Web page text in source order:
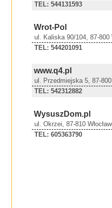
TEL: 544131593
Wrot-Pol
ul. Kaliska 90/104, 87-800
TEL: 544201091
www.q4.pl
ul. Przedmiejska 5, 87-800
TEL: 542312882
WysuszDom.pl
ul. Okrzei, 87-810
TEL: 605363790